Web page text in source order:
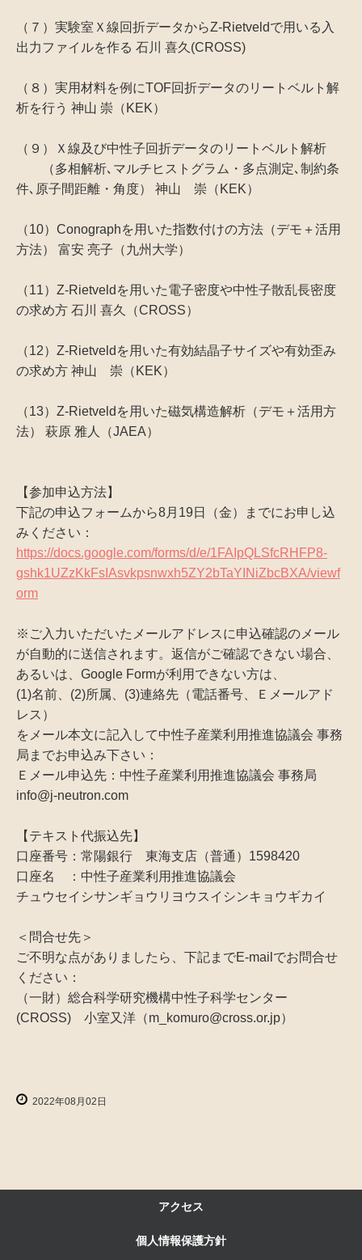
（７）実験室Ｘ線回折データからZ-Rietveldで用いる入
出力ファイルを作る 石川 喜久(CROSS)
（８）実用材料を例にTOF回折データのリートベルト解
析を行う 神山 崇（KEK）
（９）Ｘ線及び中性子回折データのリートベルト解析
（多相解析､マルチヒストグラム・多点測定､制約条
件､原子間距離・角度） 神山 崇（KEK）
（10）Conographを用いた指数付けの方法（デモ＋活用
方法） 富安 亮子（九州大学）
（11）Z-Rietveldを用いた電子密度や中性子散乱長密度
の求め方 石川 喜久（CROSS）
（12）Z-Rietveldを用いた有効結晶子サイズや有効歪み
の求め方 神山 崇（KEK）
（13）Z-Rietveldを用いた磁気構造解析（デモ＋活用方
法） 萩原 雅人（JAEA）
【参加申込方法】
下記の申込フォームから8月19日（金）までにお申し込
みください：
https://docs.google.com/forms/d/e/1FAIpQLSfcRHFP8-
gshk1UZzKkFsIAsvkpsnwxh5ZY2bTaYINiZbcBXA/viewf
orm
※ご入力いただいたメールアドレスに申込確認のメール
が自動的に送信されます。返信がご確認できない場合、
あるいは、Google Formが利用できない方は、
(1)名前、(2)所属、(3)連絡先（電話番号、Ｅメールアド
レス）
をメール本文に記入して中性子産業利用推進協議会 事務
局までお申込み下さい：
Ｅメール申込先：中性子産業利用推進協議会 事務局
info@j-neutron.com
【テキスト代振込先】
口座番号：常陽銀行 東海支店（普通）1598420
口座名 ：中性子産業利用推進協議会
チュウセイシサンギョウリヨウスイシンキョウギカイ
＜問合せ先＞
ご不明な点がありましたら、下記までE-mailでお問合せ
ください：
（一財）総合科学研究機構中性子科学センター
(CROSS) 小室又洋（m_komuro@cross.or.jp）
2022年08月02日
アクセス
個人情報保護方針